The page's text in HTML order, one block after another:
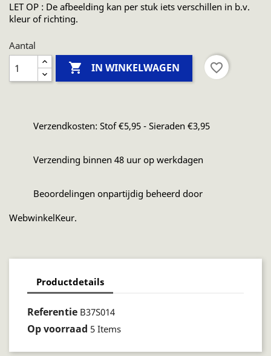
LET OP : De afbeelding kan per stuk iets verschillen in b.v.
kleur of richting.
Aantal
 IN WINKELWAGEN favorite_border
Verzendkosten: Stof €5,95 - Sieraden €3,95
Verzending binnen 48 uur op werkdagen
Beoordelingen onpartijdig beheerd door
WebwinkelKeur.
Productdetails
Referentie B37S014
Op voorraad 5 Items